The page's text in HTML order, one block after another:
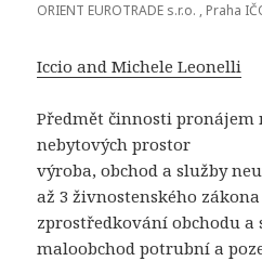
ORIENT EUROTRADE s.r.o. , Praha
Iccio and Michele Leonelli
Předmět činnosti
nebytových prostor
výroba, obchod a služby
až 3 živnostenského
zprostředkování obchodu a
maloobchod potrubní a